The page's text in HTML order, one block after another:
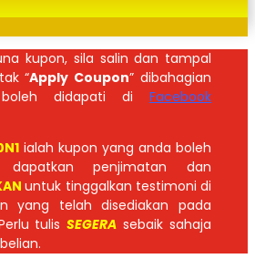
kupon, sila salin dan tampal
“Apply Coupon” dibahagian
didapati di Facebook
ialah kupon yang anda boleh
penjimatan dan
untuk tinggalkan testimoni di
yang telah disediakan pada
tulisSEGERA sebaik sahaja